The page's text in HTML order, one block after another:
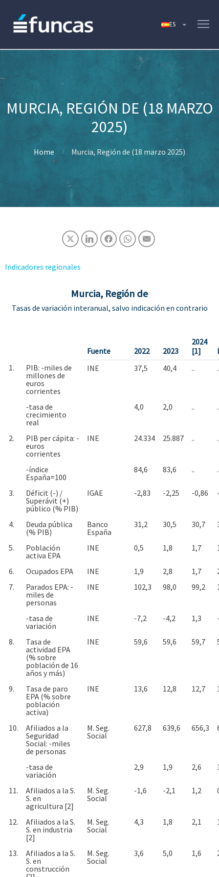
MURCIA, REGIÓN DE (18 MARZO
2025)
Home Murcia, Región de (18 marzo 2025)
Indicadores regionales
Murcia, Región de
Tasas de variación interanual, salvo indicación en contrario
Fuente 2022 2023
2024
[1]
1.
PIB: -miles de
millones de
euros
corrientes
INE 37,5 40,4 ..
-tasa de
crecimiento
real
4,0 2,0 ..
2.
PIB per cápita: -
euros
corrientes
INE 24.334 25.887 ..
-índice
España=100
84,6 83,6 ..
3.
Déficit (-) /
Superávit (+)
público (% PIB)
IGAE -2,83 -2,25 -0,86
4.
Deuda pública
(% PIB)
Banco
España
31,2 30,5 30,7
5.
Población
activa EPA
INE 0,5 1,8 1,7
6. Ocupados EPA INE 1,9 2,8 1,7
7.
Parados EPA: -
miles de
personas
INE 102,3 98,0 99,2
-tasa de
variación
INE -7,2 -4,2 1,3
8.
Tasa de
actividad EPA
(% sobre
población de 16
años y más)
INE 59,6 59,6 59,7
9.
Tasa de paro
EPA (% sobre
población
activa)
INE 13,6 12,8 12,7
10.
Afiliados a la
Seguridad
Social: -miles
de personas
M. Seg.
Social
627,8 639,6 656,3
-tasa de
variación
2,9 1,9 2,6
11.
Afiliados a la S.
S. en
agricultura [2]
M. Seg.
Social
-1,6 -2,1 1,2
12.
Afiliados a la S.
S. en industria
[2]
M. Seg.
Social
4,3 1,8 2,1
13.
Afiliados a la S.
S. en
construcción
M. Seg.
Social
3,6 5,0 1,6